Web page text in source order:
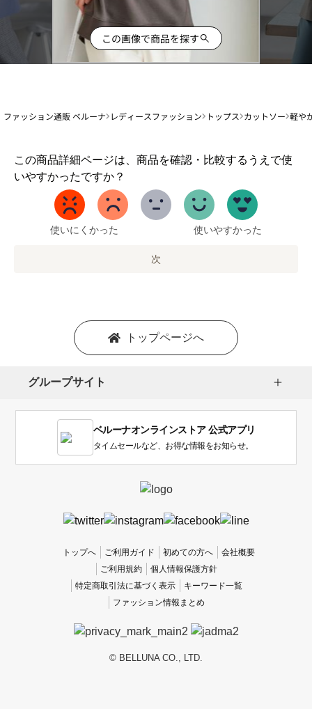
この画像で商品を探す
ファッション通販 ベルーナ レディースファッション トップス カットソー 軽や
この商品詳細ページは、商品を確認・比較するうえで使
いやすかったですか？
1
か
い
使いにくかった 使いやすかった
次
トップページへ
グループサイト
ベルーナオンラインストア 公式アプリ
タイムセールなど、お得な情報をお知らせ。
トップへ ご利用ガイド 初めての方へ
会社概要
ご利用規約
個人情報保護方針
特定商取引法に基づく表示
キーワード一覧
ファッション情報まとめ
© BELLUNA CO., LTD.